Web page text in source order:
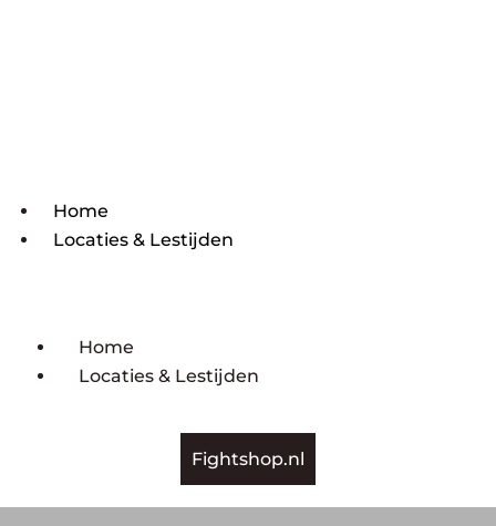
Home
Locaties & Lestijden
Home
Locaties & Lestijden
Fightshop.nl